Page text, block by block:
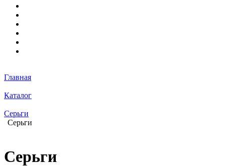
Главная
Каталог
Серьги
Серьги
Серьги